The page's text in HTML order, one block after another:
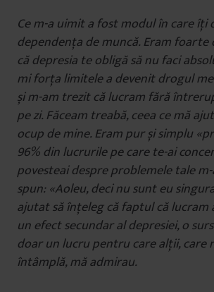
Ce m-a uimit a fost modul în care îți
dependența de muncă. Eram foarte
cădepresia te obligă să nu faci
mi forța limitele a devenit drogul
și m-am trezit că lucram fără
pe zi. Făceam treabă, ceea ce mă
ocup de mine. Eram pur și simplu «
96% din lucrurile pe care te-ai
povesteai despre problemele tale
spun:«Aoleu, deci nu sunt eu
ajutat să înțeleg că faptul că
un efect secundar al depresiei, o
doar un lucru pentru care alții, care
întâmplă, mă admirau.